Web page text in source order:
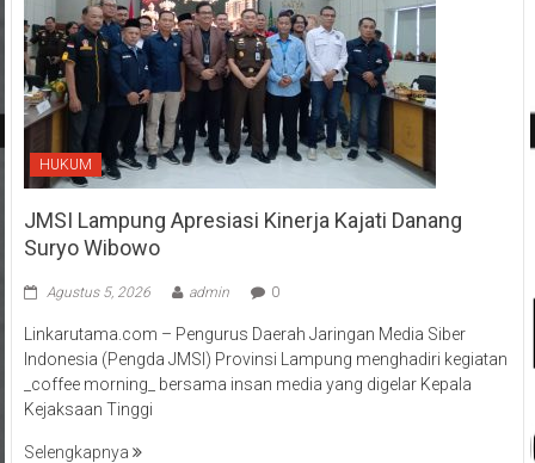
HUKUM
JMSI Lampung Apresiasi Kinerja Kajati Danang
Suryo Wibowo
Agustus 5, 2026 admin 0
Linkarutama.com – Pengurus Daerah Jaringan Media Siber
Indonesia (Pengda JMSI) Provinsi Lampung menghadiri kegiatan
_coffee morning_ bersama insan media yang digelar Kepala
Kejaksaan Tinggi
Selengkapnya